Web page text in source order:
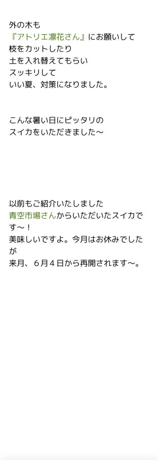
外の木も
『アトリエ凛花さん』 にお願いして
枝をカットしたり
土を入れ替えてもらい
スッキリして
いい夏、対策になりました。
こんな暑い日にピッタリの
スイカをいただきました～
以前もご紹介いたしました
青空市場さんからいただいたスイカで
す～！
美味しいですよ。今月はお休みでした
が
来月、６月４日から再開されます～。